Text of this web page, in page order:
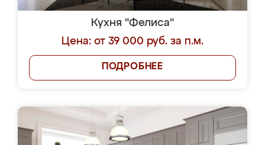
Кухня "Фелиса"
Цена: от 39 000 руб. за п.м.
ПОДРОБНЕЕ